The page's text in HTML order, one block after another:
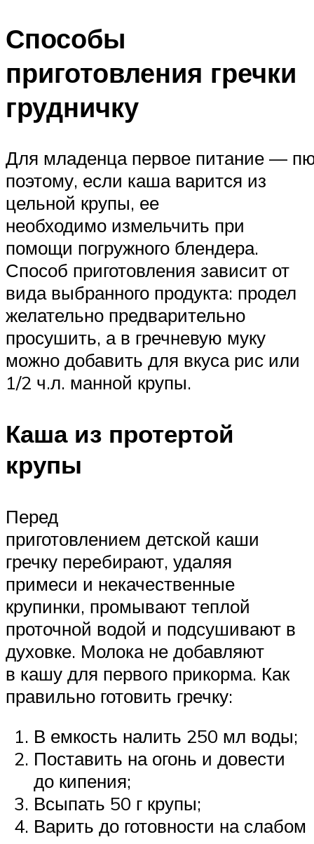
Способы
приготовления гречки
грудничку
Для младенца первое питание —
поэтому, если каша варится из
цельной крупы, ее
необходимо измельчить при
помощи погружного блендера.
Способ приготовления зависит от
вида выбранного продукта: продел
желательно предварительно
просушить, а в гречневую муку
можно добавить для вкуса рис или
1/2 ч.л. манной крупы.
Каша из протертой
крупы
Перед
приготовлением детской каши
гречку перебирают, удаляя
примеси и некачественные
крупинки, промывают теплой
проточной водой и подсушивают в
духовке. Молока не добавляют
в кашу для первого прикорма. Как
правильно готовить гречку:
В емкость налить 250 мл воды;
Поставить на огонь и довести
до кипения;
Всыпать 50 г крупы;
Варить до готовности на слабом